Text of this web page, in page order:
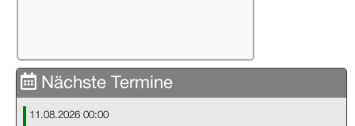
Nächste Termine
11.08.2026 00:00